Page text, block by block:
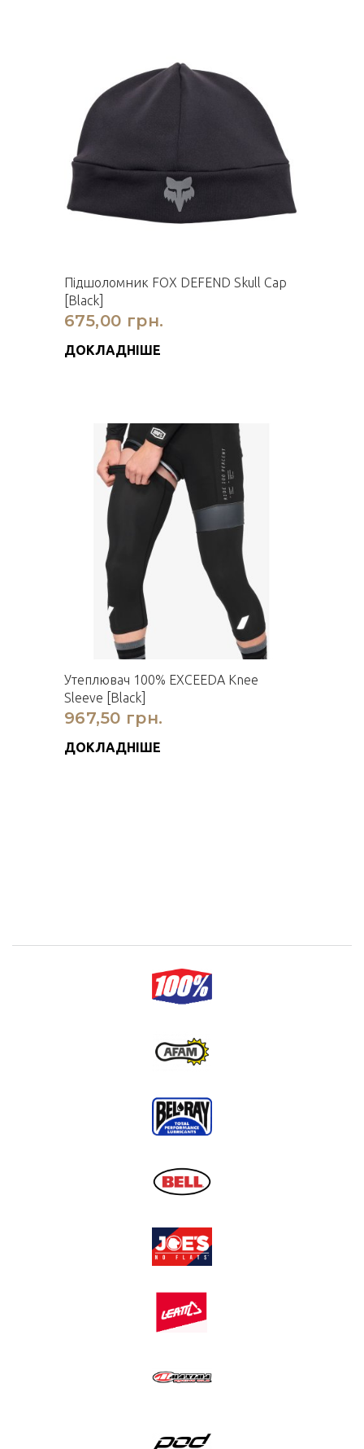
Підшоломник FOX DEFEND Skull Cap
[Black]
675,00 грн.
ДОКЛАДНІШЕ
Утеплювач 100% EXCEEDA Knee
Sleeve [Black]
967,50 грн.
ДОКЛАДНІШЕ